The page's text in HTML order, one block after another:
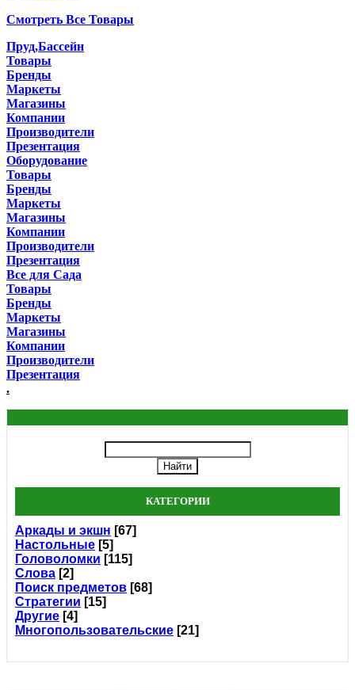
Смотреть Все Товары
Пруд,Бассейн
Товары
Бренды
Маркеты
Магазины
Компании
Производители
Презентация
Оборудование
Товары
Бренды
Маркеты
Магазины
Компании
Производители
Презентация
Все для Сада
Товары
Бренды
Маркеты
Магазины
Компании
Производители
Презентация
.
КАТЕГОРИИ
Аркады и экшн [67]
Настольные [5]
Головоломки [115]
Слова [2]
Поиск предметов [68]
Стратегии [15]
Другие [4]
Многопользовательские [21]